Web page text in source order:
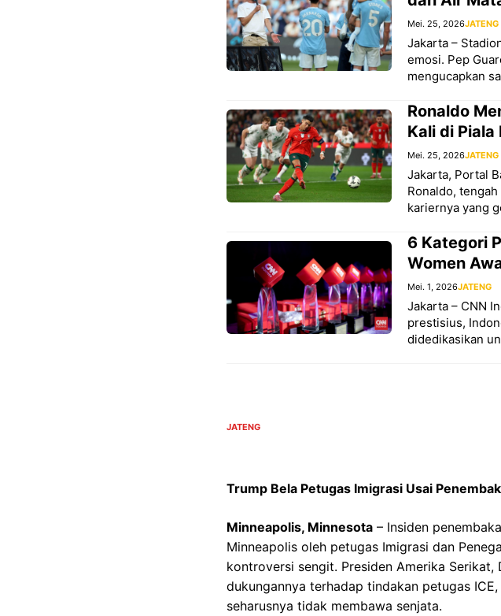
Mei. 25, 2026JATENG
Jakarta –
emosi. Pep
mengucapkan
Ronaldo
Kali di Piala
Mei. 25, 2026JATENG
Jakarta, Portal
Ronaldo,
kariernya yang
6 Kategori
Women
Mei. 1, 2026JATENG
Jakarta – CNN
prestisius,
didedikasikan
JATENG
Trump Bela Petugas Imigrasi Usai
Minneapolis, Minnesota – Insiden
Minneapolis oleh petugas Imigrasi dan
kontroversi sengit. Presiden Amerika
dukungannya terhadap tindakan petugas
seharusnya tidak membawa senjata.